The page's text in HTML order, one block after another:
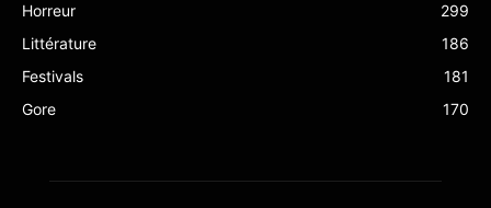
Horreur
299
Littérature
186
Festivals
181
Gore
170